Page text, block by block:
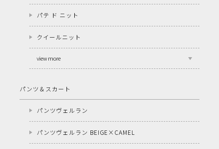
パテ ド ニット
クイールニット
view more
パンツ＆スカート
パンツヴェルラン
パンツヴェルラン BEIGE×CAMEL